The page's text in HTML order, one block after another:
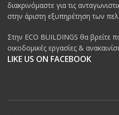
διακρινόμαστε για τις
στην άριστη εξυπηρέτηση των
Στην ECO BUILDINGS θα βρείτε
οικοδομικές εργασίες &
LIKE US ON FACEBOOK